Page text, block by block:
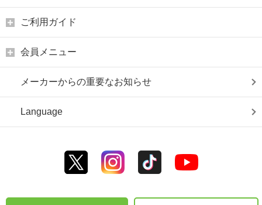
ご利用ガイド
会員メニュー
メーカーからの重要なお知らせ
Language